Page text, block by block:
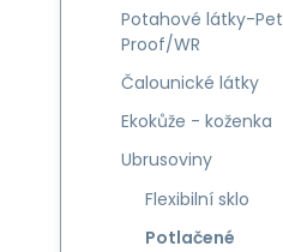
Potahové látky-Pet
Proof/WR
Čalounické látky
Ekokůže - koženka
Ubrusoviny
Flexibilní sklo
Potlačené